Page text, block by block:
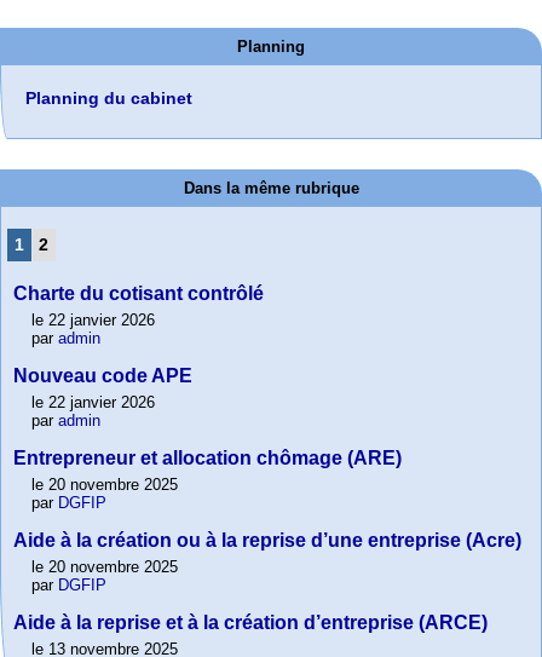
Planning
Planning du cabinet
Dans la même rubrique
1 2
Charte du cotisant contrôlé
le 22 janvier 2026
par admin
Nouveau code APE
le 22 janvier 2026
par admin
Entrepreneur et allocation chômage (ARE)
le 20 novembre 2025
par DGFIP
Aide à la création ou à la reprise d’une entreprise (Acre)
le 20 novembre 2025
par DGFIP
Aide à la reprise et à la création d’entreprise (ARCE)
le 13 novembre 2025